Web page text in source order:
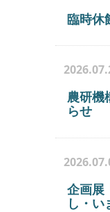
臨時休
農研機
らせ
企画展
し・い